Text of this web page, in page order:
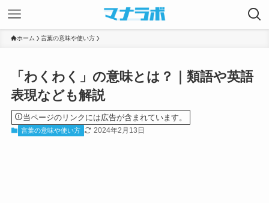
ホーム 言葉の意味や使い方
「わくわく」の意味とは？｜類語や英語
表現なども解説
当ページのリンクには広告が含まれています。
言葉の意味や使い方 2024年2月13日